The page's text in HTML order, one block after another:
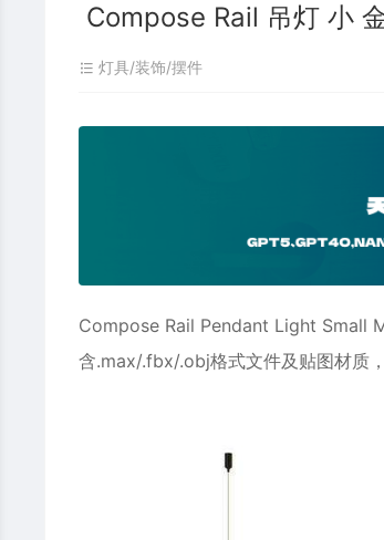
Compose Rail 吊灯 小
灯具/装饰/摆件
Compose Rail Pendant Light Small
含.max/.fbx/.obj格式文件及贴图材质